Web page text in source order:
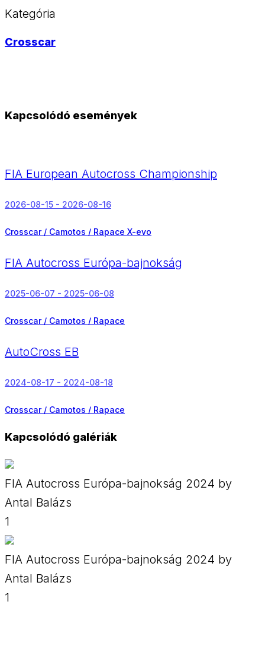
Kategória
Crosscar
Kapcsolódó események
FIA European Autocross Championship
2026-08-15 - 2026-08-16
Crosscar / Camotos / Rapace X-evo
FIA Autocross Európa-bajnokság
2025-06-07 - 2025-06-08
Crosscar / Camotos / Rapace
AutoCross EB
2024-08-17 - 2024-08-18
Crosscar / Camotos / Rapace
Kapcsolódó galériák
FIA Autocross Európa-bajnokság 2024 by
Antal Balázs
1
FIA Autocross Európa-bajnokság 2024 by
Antal Balázs
1